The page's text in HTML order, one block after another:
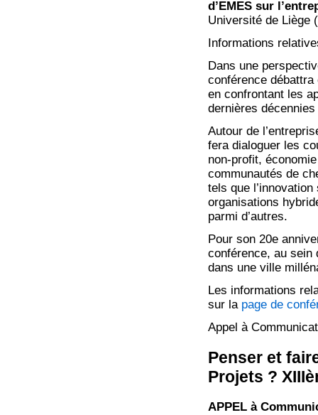
d’EMES sur
Université de Liège
Informations
Dans une
conférence débattra
en confrontant les
dernières
Autour de
fera dialoguer les
non-profit,
communautés de
tels que
organisations
parmi d’autres.
Pour son 20e
conférence, au sein
dans une ville
Les informations
sur la page de
Appel à
Penser et
Projets ?
APPEL à